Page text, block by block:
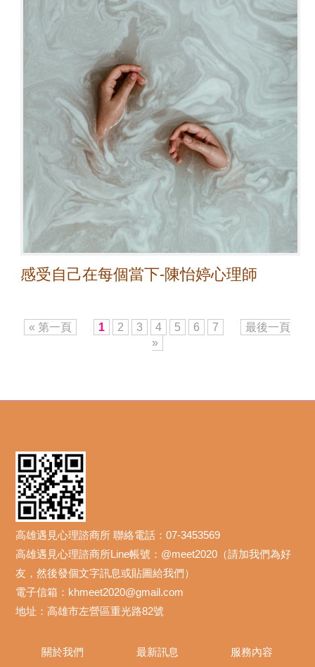
感受自己在每個當下-陳怡婷心理師
« 第一頁 1 2 3 4 5 6 7
最後一頁
»
高雄遇見心理諮商所 聯絡電話：07-3453569
高雄遇見心理諮商所Line帳號：@meet2020（請加我們為好
友，然後發個文字訊息或貼圖給我們）
電子信箱：khmeet2020@gmail.com
地址：高雄市左營區重光路82號
關於我們 最新訊息 服務內容